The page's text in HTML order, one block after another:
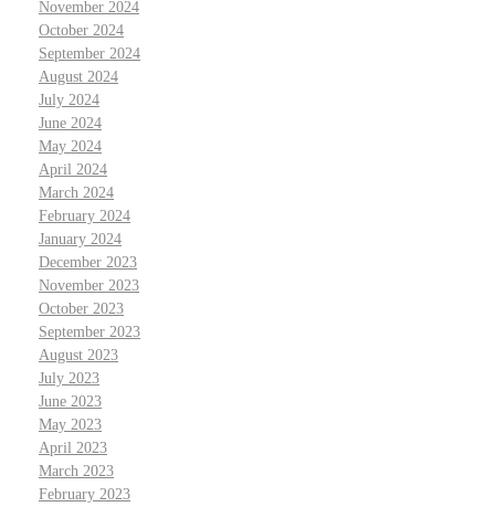
November 2024
October 2024
September 2024
August 2024
July 2024
June 2024
May 2024
April 2024
March 2024
February 2024
January 2024
December 2023
November 2023
October 2023
September 2023
August 2023
July 2023
June 2023
May 2023
April 2023
March 2023
February 2023